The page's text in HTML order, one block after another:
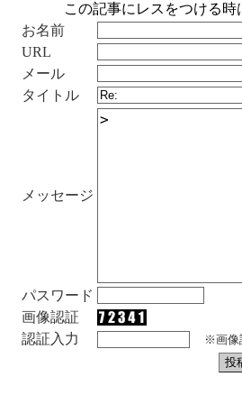
この記事にレスをつける
お名前
URL
メール
タイトル
メッセージ
パスワード
画像認証
認証入力
※画像